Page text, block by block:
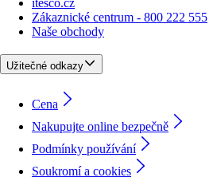
itesco.cz
Zákaznické centrum - 800 222 555
Naše obchody
Užitečné odkazy
Cena
Nakupujte online bezpečně
Podmínky používání
Soukromí a cookies